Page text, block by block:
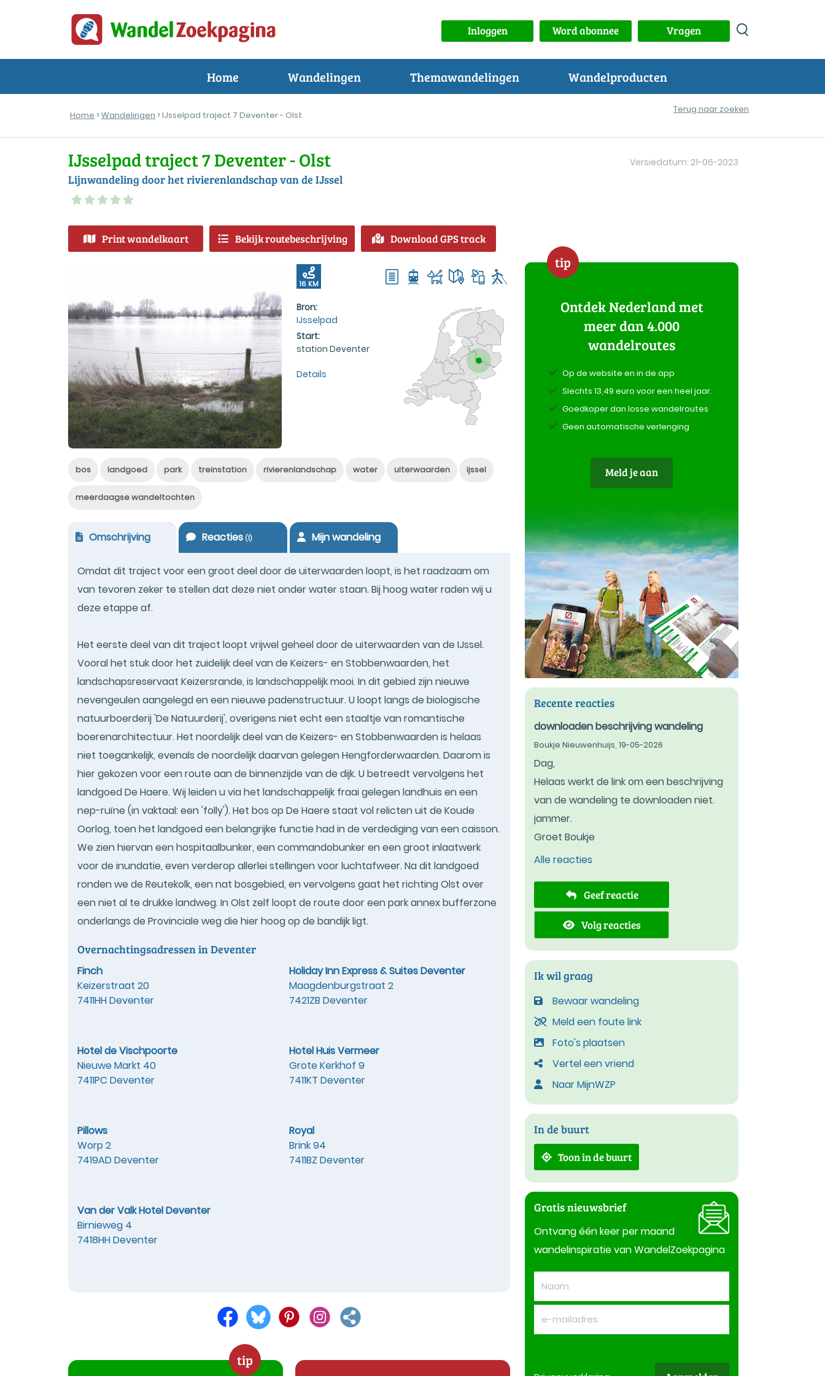
Inloggen Word abonnee Vragen
Home Wandelingen Themawandelingen Wandelproducten
Home >Wandelingen > IJsselpad traject 7 Deventer - Olst
Terug naar zoeken
IJsselpad traject 7 Deventer - Olst
Lijnwandeling door het rivierenlandschap van de IJssel
Versiedatum: 21-06-2023
Print wandelkaart Bekijk routebeschrijving Download GPS track
16 KM
Bron:
IJsselpad
Start:
station Deventer
Details
bos landgoed park treinstation rivierenlandschap water uiterwaarden ijssel
meerdaagse wandeltochten
Omschrijving Reacties(1) Mijn wandeling
Omdat dit traject voor een groot deel door de uiterwaarden loopt, is het raadzaam om
van tevoren zeker te stellen dat deze niet onder water staan. Bij hoog water raden wij u
deze etappe af.
Het eerste deel van dit traject loopt vrijwel geheel door de uiterwaarden van de IJssel.
Vooral het stuk door het zuidelijk deel van de Keizers- en Stobbenwaarden, het
landschapsreservaat Keizersrande, is landschappelijk mooi. In dit gebied zijn nieuwe
nevengeulen aangelegd en een nieuwe padenstructuur. U loopt langs de biologische
natuurboerderij 'De Natuurderij', overigens niet echt een staaltje van romantische
boerenarchitectuur. Het noordelijk deel van de Keizers- en Stobbenwaarden is helaas
niet toegankelijk, evenals de noordelijk daarvan gelegen Hengforderwaarden. Daarom is
hier gekozen voor een route aan de binnenzijde van de dijk. U betreedt vervolgens het
landgoed De Haere. Wij leiden u via het landschappelijk fraai gelegen landhuis en een
nep-ruïne (in vaktaal: een 'folly'). Het bos op De Haere staat vol relicten uit de Koude
Oorlog, toen het landgoed een belangrijke functie had in de verdediging van een caisson.
We zien hiervan een hospitaalbunker, een commandobunker en een groot inlaatwerk
voor de inundatie, even verderop allerlei stellingen voor luchtafweer. Na dit landgoed
ronden we de Reutekolk, een nat bosgebied, en vervolgens gaat het richting Olst over
een niet al te drukke landweg. In Olst zelf loopt de route door een park annex bufferzone
onderlangs de Provinciale weg die hier hoog op de bandijk ligt.
Overnachtingsadressen in Deventer
Finch
Keizerstraat 20
7411HH Deventer
Holiday Inn Express & Suites Deventer
Maagdenburgstraat 2
7421ZB Deventer
Hotel de Vischpoorte
Nieuwe Markt 40
7411PC Deventer
Hotel Huis Vermeer
Grote Kerkhof 9
7411KT Deventer
Pillows
Worp 2
7419AD Deventer
Royal
Brink 94
7411BZ Deventer
Van der Valk Hotel Deventer
Birnieweg 4
7418HH Deventer
tip
tip
Ontdek Nederland met
meer dan 4.000
wandelroutes
Op de website en in de app
Slechts 13,49 euro voor een heel jaar.
Goedkoper dan losse wandelroutes
Geen automatische verlenging
Meld je aan
Recente reacties
downloaden beschrijving wandeling
Boukje Nieuwenhuijs, 19-05-2026
Dag,
Helaas werkt de link om een beschrijving
van de wandeling te downloaden niet.
jammer.
Groet Boukje
Alle reacties
Geef reactie
Volg reacties
Ik wil graag
Bewaar wandeling
Meld een foute link
Foto's plaatsen
Vertel een vriend
Naar MijnWZP
In de buurt
Toon in de buurt
Gratis nieuwsbrief
Ontvang één keer per maand
wandelinspiratie van WandelZoekpagina